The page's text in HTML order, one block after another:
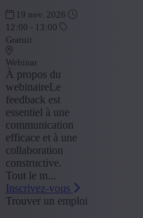
19 nov. 2026
12:00 - 13:00
Gratuit
Webinar
À propos du
webinaireLe
feedback est
essentiel à une
communication
efficace et à une
collaboration
constructive.
Tout le m...
Inscrivez-vous
Trouver un emploi